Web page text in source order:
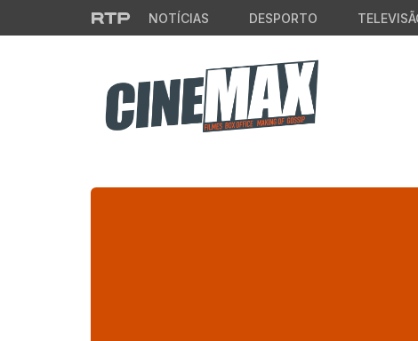
Saltar para o conteúdo principal
NOTÍCIAS DESPORTO